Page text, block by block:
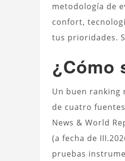
metodología de
confort,
tus prioridades.
¿Cómo
Un buen ranking
de cuatro
News & World
(a fecha de
pruebas